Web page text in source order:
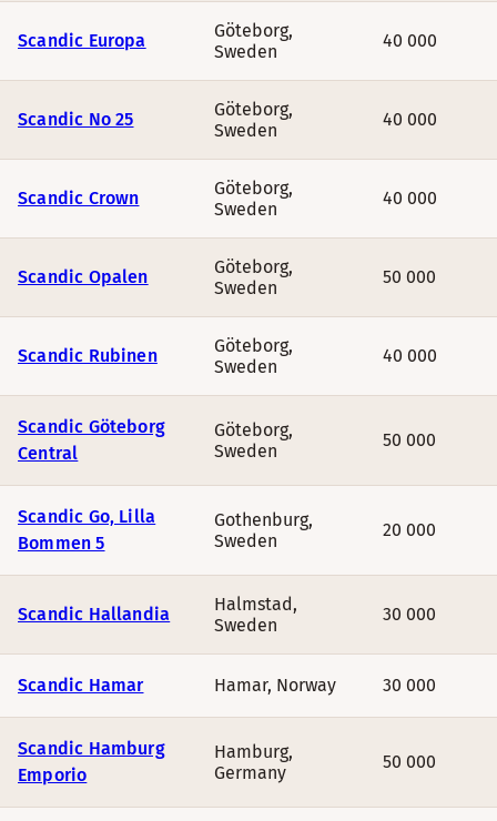
Scandic Europa Göteborg,
Sweden
40 000
Scandic No 25 Göteborg,
Sweden
40 000
Scandic Crown Göteborg,
Sweden
40 000
Scandic Opalen Göteborg,
Sweden
50 000
Scandic Rubinen Göteborg,
Sweden
40 000
Scandic Göteborg
Central
Göteborg,
Sweden
50 000
Scandic Go, Lilla
Bommen 5
Gothenburg,
Sweden
20 000
Scandic Hallandia Halmstad,
Sweden
30 000
Scandic Hamar Hamar, Norway 30 000
Scandic Hamburg
Emporio
Hamburg,
Germany
50 000